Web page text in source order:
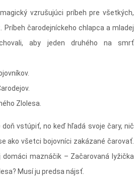
vzrušujúci príbeh pre všetkých,
čarodejníckeho chlapca a mladej
aby jeden druhého na smrť
Zlolesa.
vstúpiť, no keď hľadá svoje čary, nič
ako všetci bojovníci zakázané čarovať.
maznáčik – Začarovaná lyžička
Musí ju predsa nájsť.